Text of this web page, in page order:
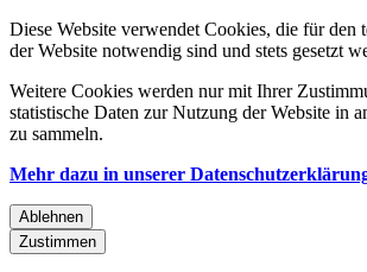
Diese Website verwendet Cookies, die für den
der Website notwendig sind und stets gesetzt
Weitere Cookies werden nur mit Ihrer
statistische Daten zur Nutzung der Website in
zu sammeln.
Mehr dazu in unserer
Ablehnen
Zustimmen